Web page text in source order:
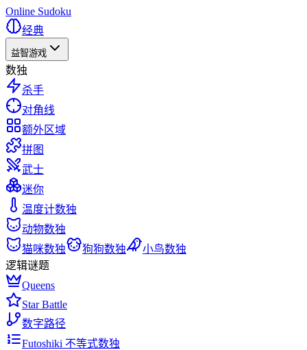
Online Sudoku
经典
益智游戏
数独
杀手
对角线
额外区域
拼图
武士
迷你
温度计数独
动物数独
猫咪数独
狗狗数独
小鸟数独
逻辑谜题
Queens
Star Battle
数字路径
Futoshiki 不等式数独